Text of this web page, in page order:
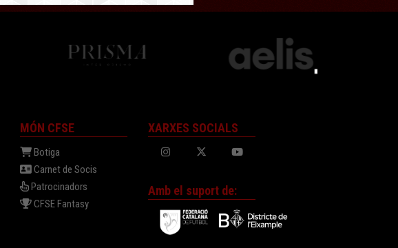
MÓN CFSE
Botiga
Carnet de Socis
Patrocinadors
CFSE Fantasy
XARXES SOCIALS
Amb el suport de: